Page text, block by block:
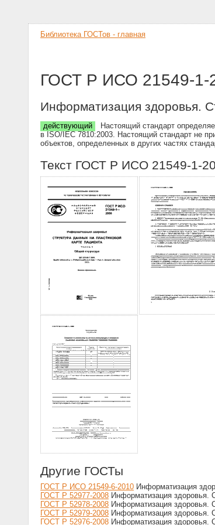
Библиотека ГОСТов - главная
ГОСТ Р ИСО 21549-1-
Информатизация здоровья.
действующий
Настоящий стандарт
в ISO/IEC 7810:2003. Настоящий стандарт не
объектов, определенных в других частях
Текст ГОСТ Р ИСО 21549-1-
Другие ГОСТы
ГОСТ Р ИСО 21549-6-2010 Информатизация
ГОСТ Р 52977-2008 Информатизация здоровья.
ГОСТ Р 52978-2008 Информатизация здоровья.
ГОСТ Р 52979-2008 Информатизация здоровья.
ГОСТ Р 52976-2008 Информатизация здоровья.